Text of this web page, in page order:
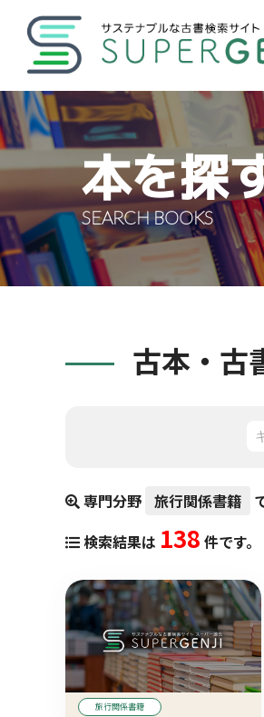
本を探
SEARCH BOOKS
古本・古
専門分野 旅行関係書籍
検索結果は 138 件です。
旅行関係書籍